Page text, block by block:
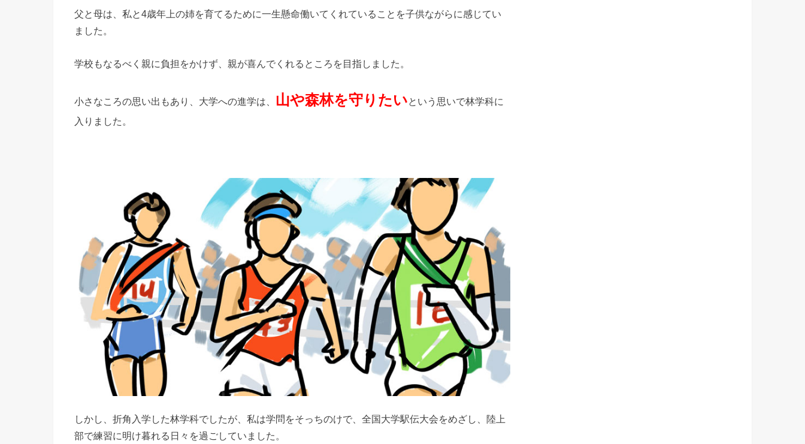
父と母は、私と4歳年上の姉を育てるために一生懸命働いてくれていることを子供ながらに感じてい
ました。
学校もなるべく親に負担をかけず、親が喜んでくれるところを目指しました。
小さなころの思い出もあり、大学への進学は、 山や森林を守りたいという思いで林学科に
入りました。
しかし、折角入学した林学科でしたが、私は学問をそっちのけで、全国大学駅伝大会をめざし、陸上
部で練習に明け暮れる日々を過ごしていました。